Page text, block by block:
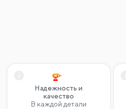
Надежность и
качество
В каждой детали